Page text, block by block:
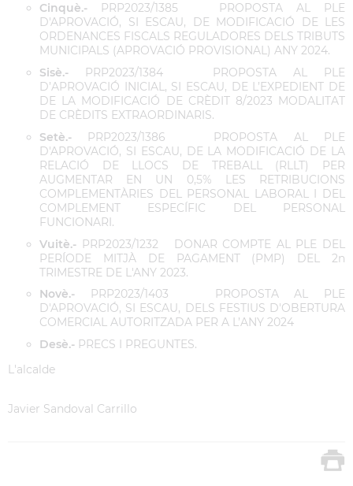
Cinquè.- PRP2023/1385 PROPOSTA AL PLE
D'APROVACIÓ, SI ESCAU, DE MODIFICACIÓ DE LES
ORDENANCES FISCALS REGULADORES DELS TRIBUTS
MUNICIPALS (APROVACIÓ PROVISIONAL) ANY 2024.
Sisè.- PRP2023/1384 PROPOSTA AL PLE
D’APROVACIÓ INICIAL, SI ESCAU, DE L’EXPEDIENT DE
DE LA MODIFICACIÓ DE CRÈDIT 8/2023 MODALITAT
DE CRÈDITS EXTRAORDINARIS.
Setè.- PRP2023/1386 PROPOSTA AL PLE
D'APROVACIÓ, SI ESCAU, DE LA MODIFICACIÓ DE LA
RELACIÓ DE LLOCS DE TREBALL (RLLT) PER
AUGMENTAR EN UN 0,5% LES RETRIBUCIONS
COMPLEMENTÀRIES DEL PERSONAL LABORAL I DEL
COMPLEMENT ESPECÍFIC DEL PERSONAL
FUNCIONARI.
Vuitè.- PRP2023/1232 DONAR COMPTE AL PLE DEL
PERÍODE MITJÀ DE PAGAMENT (PMP) DEL 2n
TRIMESTRE DE L'ANY 2023.
Novè.- PRP2023/1403 PROPOSTA AL PLE
D'APROVACIÓ, SI ESCAU, DELS FESTIUS D'OBERTURA
COMERCIAL AUTORITZADA PER A L’ANY 2024
Desè.- PRECS I PREGUNTES.
L'alcalde
Javier Sandoval Carrillo